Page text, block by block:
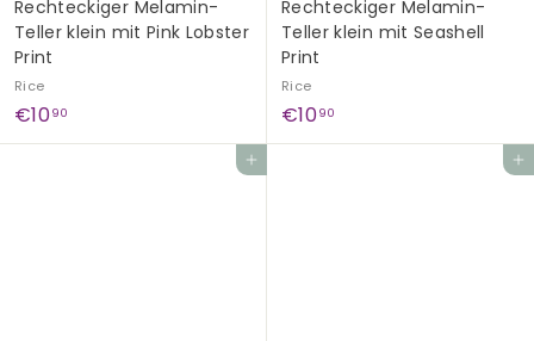
Rechteckiger Melamin-
Teller klein mit Pink Lobster
Print
Rice
€1090
1
Rechteckiger Melamin-
Teller klein mit Seashell
Print
Rice
€1090
1
In den Einkaufswagen legen In den Einkaufswagen legen